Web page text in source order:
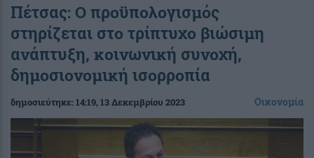
Πέτσας: Ο προϋπολογισμός
στηρίζεται στο τρίπτυχο βιώσιμη
ανάπτυξη, κοινωνική συνοχή,
δημοσιονομική ισορροπία
δημοσιεύτηκε:14:19, 13 Δεκεμβρίου 2023 Οικονομία